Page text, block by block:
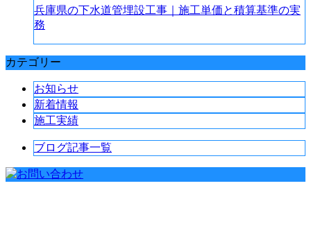
兵庫県の下水道管埋設工事｜施工単価と積算基準の実
務
カテゴリー
お知らせ
新着情報
施工実績
ブログ記事一覧